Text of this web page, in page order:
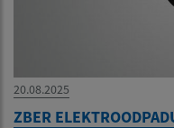
20.08.2025
ZBER